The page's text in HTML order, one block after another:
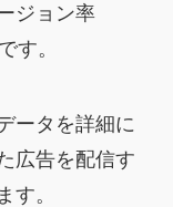
ジョン率
す。
ータを詳細に
広告を配信す
す。